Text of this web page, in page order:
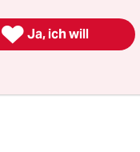
 Ja, ich will